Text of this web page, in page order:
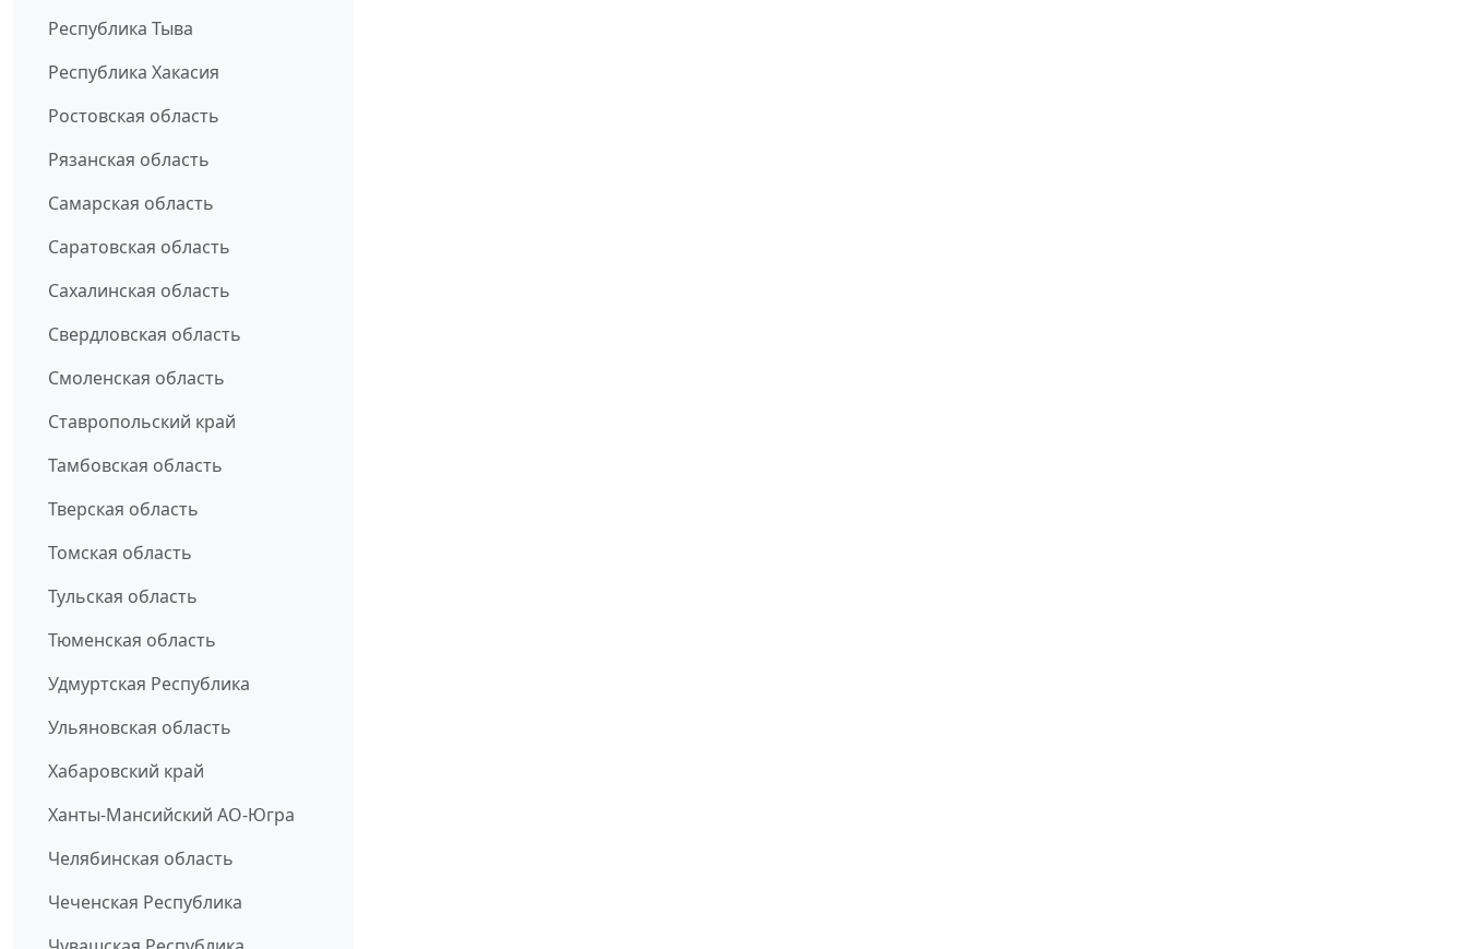
Республика Тыва
Республика Хакасия
Ростовская область
Рязанская область
Самарская область
Саратовская область
Сахалинская область
Свердловская область
Смоленская область
Ставропольский край
Тамбовская область
Тверская область
Томская область
Тульская область
Тюменская область
Удмуртская Республика
Ульяновская область
Хабаровский край
Ханты-Мансийский АО-Югра
Челябинская область
Чеченская Республика